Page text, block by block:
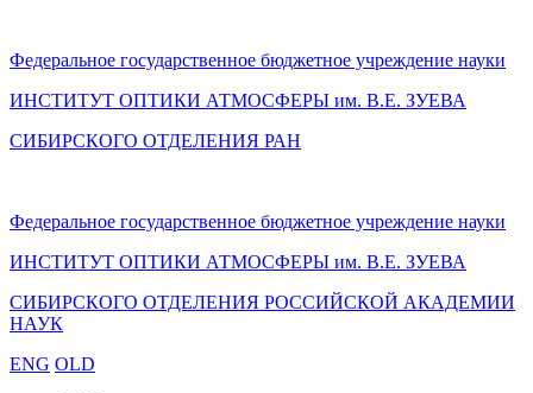
Федеральное государственное бюджетное учреждение науки
ИНСТИТУТ ОПТИКИ АТМОСФЕРЫ им. В.Е. ЗУЕВА
СИБИРСКОГО ОТДЕЛЕНИЯ РАН
Федеральное государственное бюджетное учреждение науки
ИНСТИТУТ ОПТИКИ АТМОСФЕРЫ им. В.Е. ЗУЕВА
СИБИРСКОГО ОТДЕЛЕНИЯ РОССИЙСКОЙ АКАДЕМИИ
НАУК
ENG OLD